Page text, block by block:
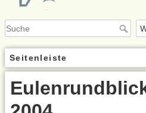
Seitenleiste